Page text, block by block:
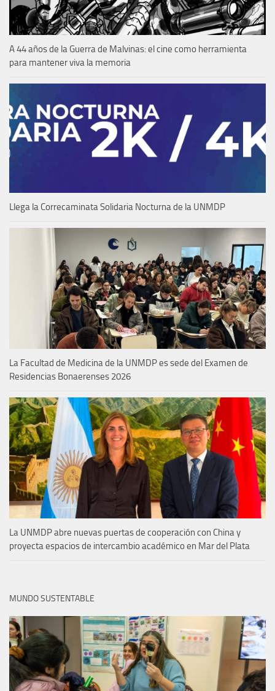
A 44 años de la Guerra de Malvinas: el cine como herramienta
para mantener viva la memoria
Llega la Correcaminata Solidaria Nocturna de la UNMDP
La Facultad de Medicina de la UNMDP es sede del Examen de
Residencias Bonaerenses 2026
La UNMDP abre nuevas puertas de cooperación con China y
proyecta espacios de intercambio académico en Mar del Plata
MUNDO SUSTENTABLE